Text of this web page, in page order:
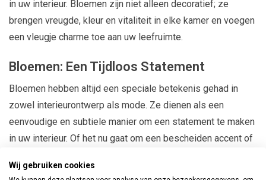
in uw interieur. Bloemen zijn niet alleen decoratief; ze
brengen vreugde, kleur en vitaliteit in elke kamer en voegen
een vleugje charme toe aan uw leefruimte.
Bloemen: Een Tijdloos Statement
Bloemen hebben altijd een speciale betekenis gehad in
zowel interieurontwerp als mode. Ze dienen als een
eenvoudige en subtiele manier om een statement te maken
in uw interieur. Of het nu gaat om een bescheiden accent of
unieke schoonheid toe aan elke ruimte.
Wij gebruiken cookies